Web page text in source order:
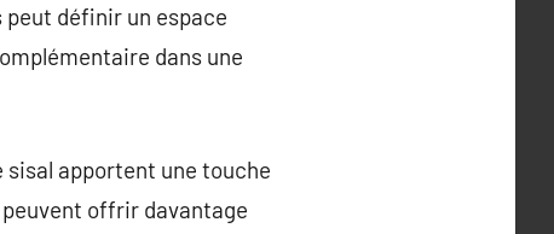
peut définir un espace
dans une
apportent une touche
offrir davantage